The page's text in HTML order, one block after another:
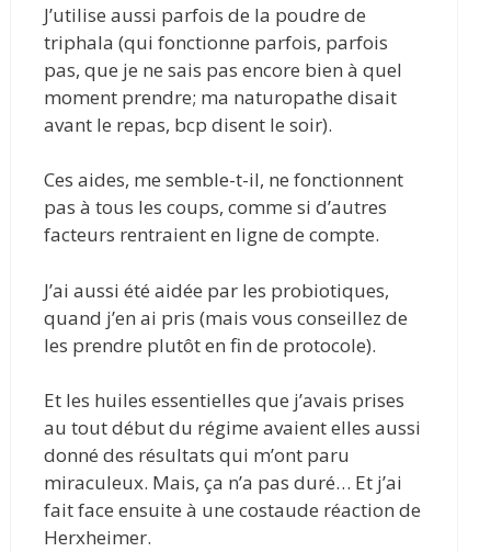
J’utilise aussi parfois de la poudre de
triphala (qui fonctionne parfois, parfois
pas, que je ne sais pas encore bien à quel
moment prendre; ma naturopathe disait
avant le repas, bcp disent le soir).
Ces aides, me semble-t-il, ne fonctionnent
pas à tous les coups, comme si d’autres
facteurs rentraient en ligne de compte.
J’ai aussi été aidée par les probiotiques,
quand j’en ai pris (mais vous conseillez de
les prendre plutôt en fin de protocole).
Et les huiles essentielles que j’avais prises
au tout début du régime avaient elles aussi
donné des résultats qui m’ont paru
miraculeux. Mais, ça n’a pas duré… Et j’ai
fait face ensuite à une costaude réaction de
Herxheimer.